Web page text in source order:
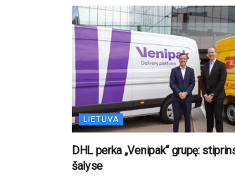
LIETUVA
DHL perka „Venipak“ grupę:
šalyse